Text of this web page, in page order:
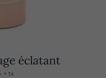
éclatant
+ tx